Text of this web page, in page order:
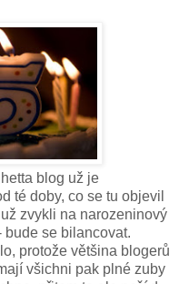
blog už je
té doby, co se tu objevil
zvykli na narozeninový
bude se bilancovat.
protože většina blogerů
všichni pak plné zuby